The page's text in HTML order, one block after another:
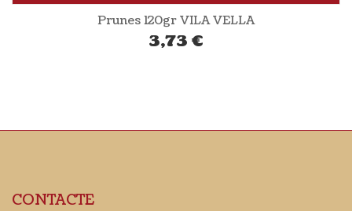
Prunes 120gr VILA VELLA
3,73 €
CONTACTE